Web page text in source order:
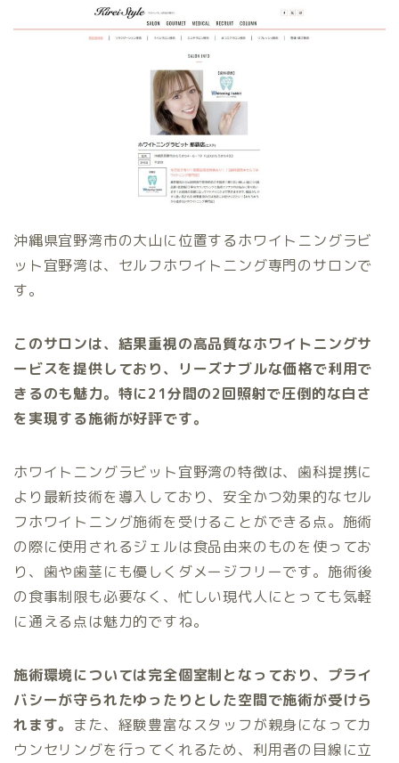
沖縄県宜野湾市の大山に位置するホワイトニングラビ
ット宜野湾は、セルフホワイトニング専門のサロンで
す。
このサロンは、結果重視の高品質なホワイトニングサ
ービスを提供しており、リーズナブルな価格で利用で
きるのも魅力。特に21分間の2回照射で圧倒的な白さ
を実現する施術が好評です。
ホワイトニングラビット宜野湾の特徴は、歯科提携に
より最新技術を導入しており、安全かつ効果的なセル
フホワイトニング施術を受けることができる点。施術
の際に使用されるジェルは食品由来のものを使ってお
り、歯や歯茎にも優しくダメージフリーです。施術後
の食事制限も必要なく、忙しい現代人にとっても気軽
に通える点は魅力的ですね。
施術環境については完全個室制となっており、プライ
バシーが守られたゆったりとした空間で施術が受けら
れます。 また、経験豊富なスタッフが親身になってカ
ウンセリングを行ってくれるため、利用者の目線に立